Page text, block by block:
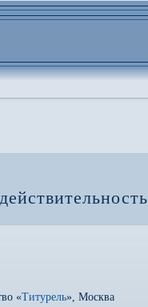
«Титурель», Москва